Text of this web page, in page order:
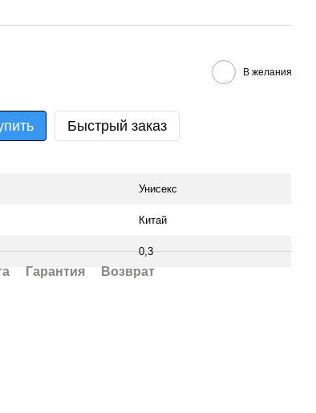
В желания
Быстрый заказ
Унисекс
Китай
0,3
Гарантия Возврат